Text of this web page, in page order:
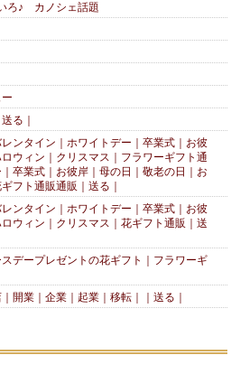
ろ♪ カノシェ話題
る｜
ンタイン｜ホワイトデー｜卒業式｜お彼
ウィン｜クリスマス｜フラワーギフト通
卒業式｜お彼岸｜母の日｜敬老の日｜お
フト通販通販｜送る｜
ンタイン｜ホワイトデー｜卒業式｜お彼
ウィン｜クリスマス｜花ギフト通販｜送
デープレゼントの花ギフト｜フラワーギ
開業｜企業｜起業｜移転｜｜送る｜